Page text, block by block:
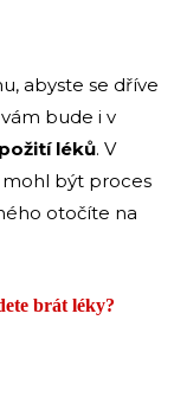
abyste se dříve
bude i v
léků. V
být proces
otočíte na
brát léky?